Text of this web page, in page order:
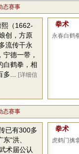
态赛事
熙（1662-
创，方原
流传干永
德一带，
白鹤拳，相
多...
[详细信
拳术
永春白鹤
态赛事
已有300多
“洪、
术届公认
拳术
虎鹤门擒